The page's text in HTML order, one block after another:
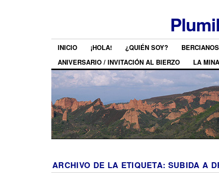
INICIO ¡HOLA! ¿QUIÉN SOY?
ANIVERSARIO / INVITACIÓN AL BIERZO
LA MINA
ARCHIVO DE LA ETIQUETA: SUBIDA A